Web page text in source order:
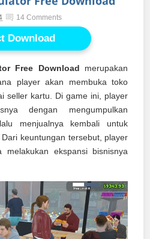
14 Comments
Download
Free Download merupakan
player akan membuka toko
seller kartu. Di game ini, player
dengan mengumpulkan
menjualnya kembali untuk
keuntungan tersebut, player
ekspansi bisnisnya